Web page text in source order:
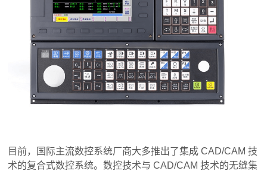
目前，国际主流数控系统厂商大多推出了集成 CAD/CAM 技
术的复合式数控系统。数控技术与 CAD/CAM 技术的无缝集